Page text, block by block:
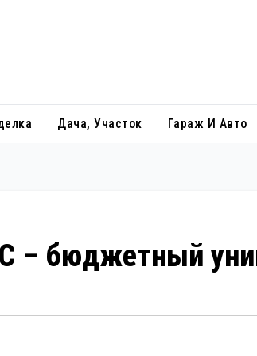
Дача, Участок Гараж И Авто
– бюджетный